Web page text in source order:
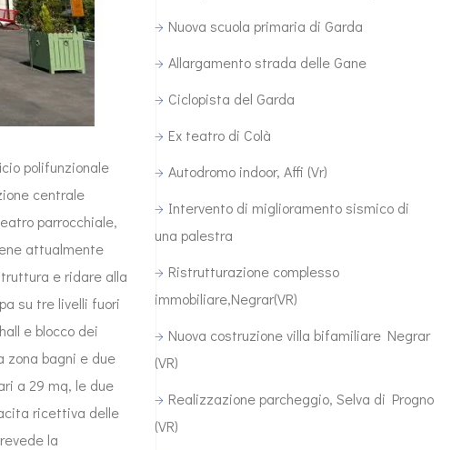
polifunzionale
centrale
parrocchiale,
attualmente
e ridare alla
su tre livelli fuori
e blocco dei
zona bagni e due
a 29 mq, le due
ricettiva delle
la
Nuova scuola primaria di Garda
Allargamento strada delle Gane
Ciclopista del Garda
Ex teatro di Colà
Autodromo indoor, Affi (Vr)
Intervento di miglioramento sismico di
una palestra
Ristrutturazione complesso
immobiliare,Negrar(VR)
Nuova costruzione villa bifamiliare Negrar
(VR)
Realizzazione parcheggio, Selva di Progno
(VR)